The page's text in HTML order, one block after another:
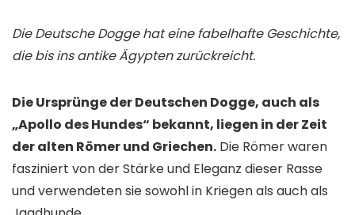
Die Deutsche Dogge hat eine fabelhafte Geschichte,
die bis ins antike Ägypten zurückreicht.
Die Ursprünge der Deutschen Dogge, auch als
„Apollo des Hundes“ bekannt, liegen in der Zeit
der alten Römer und Griechen. Die Römer waren
fasziniert von der Stärke und Eleganz dieser Rasse
und verwendeten sie sowohl in Kriegen als auch als